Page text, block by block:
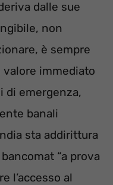
dalle sue
non
è sempre
immediato
di emergenza,
banali
sta addirittura
“a prova
l’accesso al